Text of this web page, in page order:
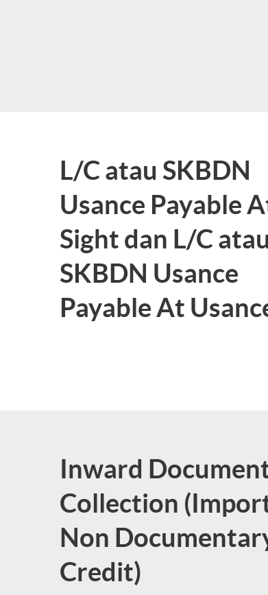
L/C atau SKBDN
Usance Payable
Sight dan L/C atau
SKBDN Usance
Payable At
Inward
Collection
Non
Credit)